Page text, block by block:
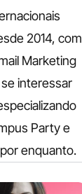
2014, com
Marketing
interessar
Party e
enquanto.